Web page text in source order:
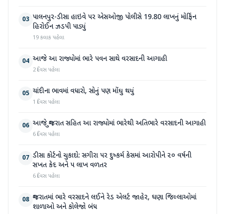
03 પાલનપુર-ડીસા હાઇવે પર એસઓજી પોલીસે 19.80 લાખનું મોર્ફિન
હિરોઈન ઝડપી પાડ્યું
19 કલાક પહેલા
04 આજે આ રાજ્યોમાં ભારે પવન સાથે વરસાદની આગાહી
2 દિવસ પહેલા
05 ચાંદીના ભાવમાં વધારો, સોનું પણ મોંઘુ થયું
1 દિવસ પહેલા
06 આજે ગુજરાત સહિત આ રાજ્યોમાં ભારેથી અતિભારે વરસાદની આગાહી
6 દિવસ પહેલા
07 ડીસા કોર્ટનો ચુકાદો: સગીરા પર દુષ્કર્મ કેસમાં આરોપીને ૨૦ વર્ષની
સખત કેદ અને ૫ લાખ વળતર
6 દિવસ પહેલા
08 ગુજરાતમાં ભારે વરસાદને લઈને રેડ એલર્ટ જાહેર, ઘણા જિલ્લાઓમાં
શાળાઓ અને કોલેજો બંધ